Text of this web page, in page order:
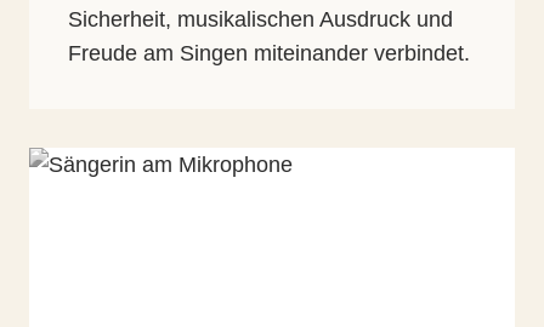
Sicherheit, musikalischen Ausdruck und
Freude am Singen miteinander verbindet.